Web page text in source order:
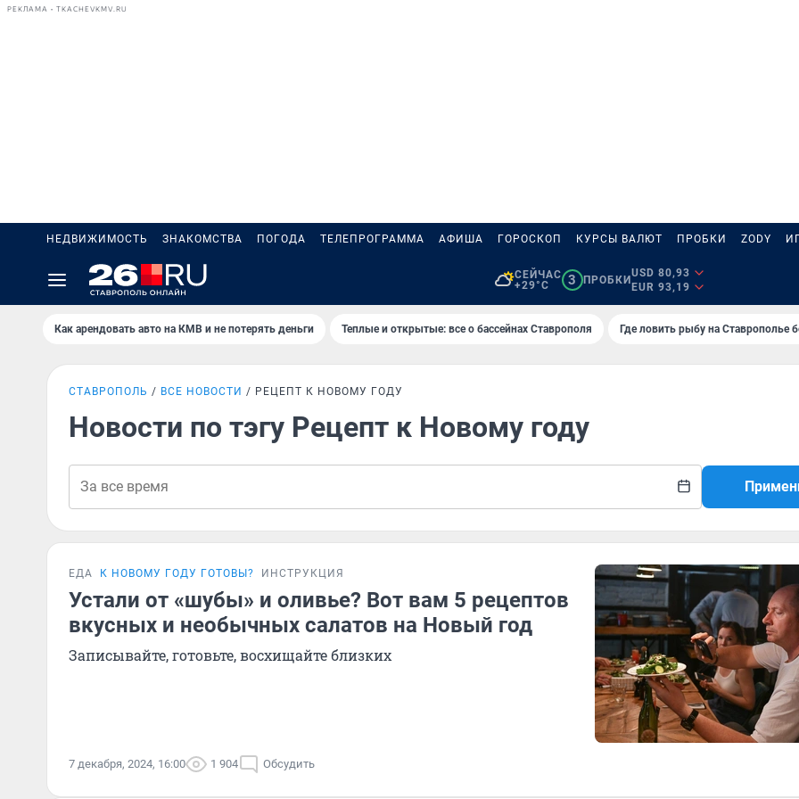
РЕКЛАМА • TKACHEVKMV.RU
НЕДВИЖИМОСТЬ ЗНАКОМСТВА ПОГОДА ТЕЛЕПРОГРАММА АФИША ГОРОСКОП КУРСЫ ВАЛЮТ ПРОБКИ ZODY
СЕЙЧАС
+29°C
3 ПРОБКИ
USD 80,93
EUR 93,19
Как арендовать авто на КМВ и не потерять деньги Теплые и открытые: все о бассейнах Ставрополя Где ловить рыбу на Ставрополье
СТАВРОПОЛЬ ВСЕ НОВОСТИ РЕЦЕПТ К НОВОМУ ГОДУ
Новости по тэгу Рецепт к Новому году
ЕДА К НОВОМУ ГОДУ ГОТОВЫ? ИНСТРУКЦИЯ
Устали от «шубы» и оливье? Вот вам 5 рецептов
вкусных и необычных салатов на Новый год
Записывайте, готовьте, восхищайте близких
7 декабря, 2024, 16:00 1 904 Обсудить